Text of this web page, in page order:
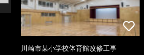
川崎市某小学校体育館改修工事